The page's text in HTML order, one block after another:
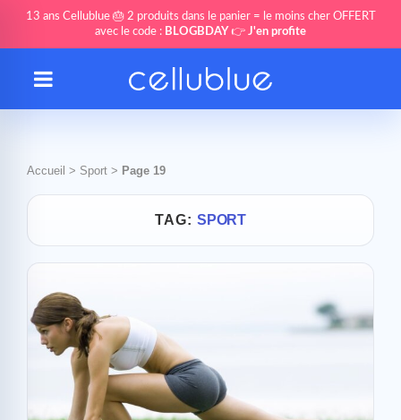
13 ans Cellublue 🎂 2 produits dans le panier = le moins cher OFFERT
avec le code : BLOGBDAY 👉 J'en profite
Accueil > Sport > Page 19
TAG: SPORT